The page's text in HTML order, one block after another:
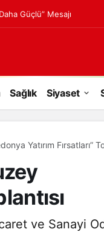
Güçlü” Mesajı
Sağlık Siyaset
Yatırım Fırsatları”
ve Sanayi